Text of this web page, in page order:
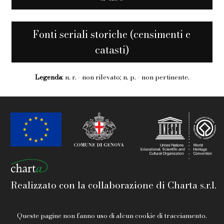
Fonti seriali storiche (censimenti e
catasti)
Legenda: n. r. - non rilevato; n. p. - non pertinente.
Realizzato con la collaborazione di Charta s.r.l.
Queste pagine non fanno uso di alcun cookie di tracciamento.